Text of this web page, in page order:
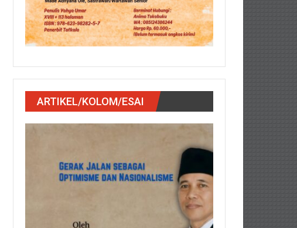
ARTIKEL/KOLOM/ESAI